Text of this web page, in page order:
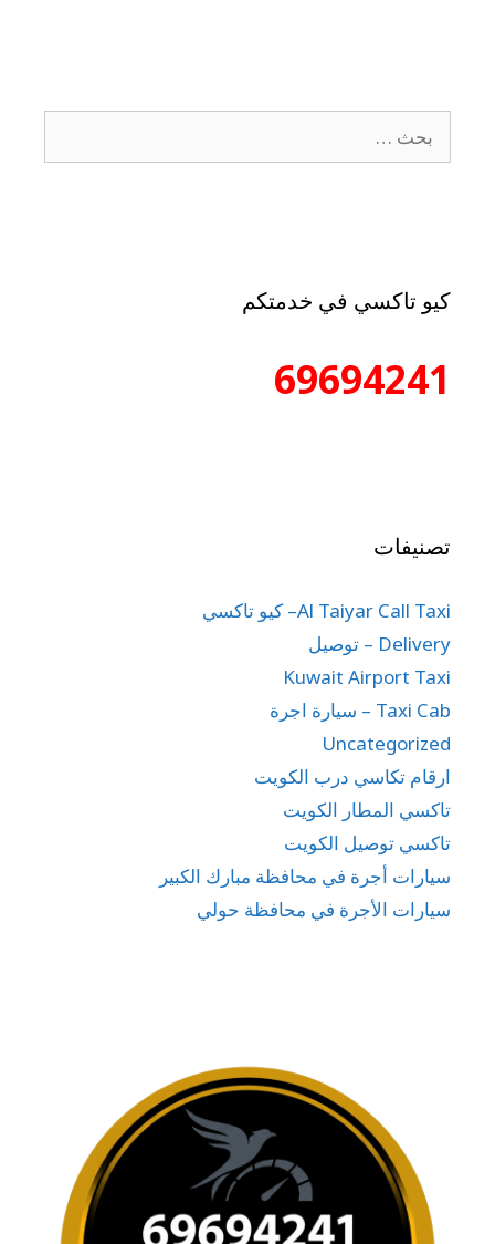
كيو تاكسي في خدمتكم
69694241
تصنيفات
Al Taiyar Call Taxi– كيو تاكسي
Delivery – توصيل
Kuwait Airport Taxi
Taxi Cab – سيارة اجرة
Uncategorized
ارقام تكاسي درب الكويت
تاكسي المطار الكويت
تاكسي توصيل الكويت
سيارات أجرة في محافظة مبارك الكبير
سيارات الأجرة في محافظة حولي